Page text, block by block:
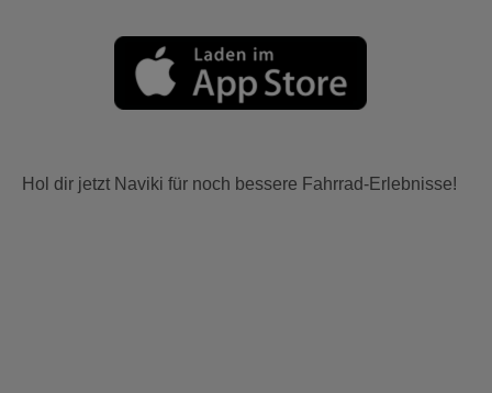
Hol dir jetzt Naviki für noch bessere Fahrrad-Erlebnisse!